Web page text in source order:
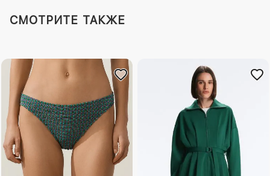
СМОТРИТЕ ТАКЖЕ